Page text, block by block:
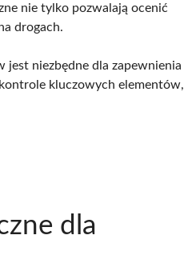
nie tylko pozwalają ocenić
drogach.
jest niezbędne dla zapewnienia
kluczowych elementów,
dla